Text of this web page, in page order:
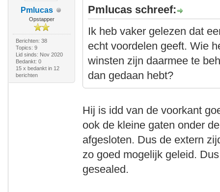
Pmlucas
Opstapper
Berichten: 38
Topics: 9
Lid sinds: Nov 2020
Bedankt: 0
15 x bedankt in 12
berichten
Pmlucas schreef:
Ik heb vaker gelezen dat
echt voordelen geeft. Wie
winsten zijn daarmee te
dan gedaan hebt?
Hij is idd van de voorkant
ook de kleine gaten onder
afgesloten. Dus de extern
zo goed mogelijk geleid.
gesealed.